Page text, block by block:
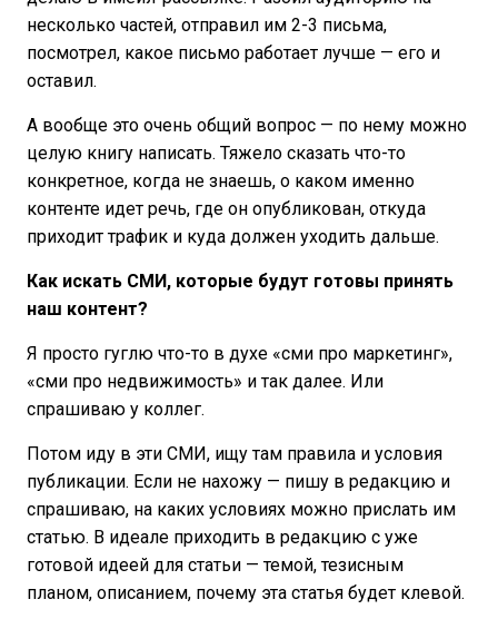
несколько частей, отправил им 2-3 письма,
посмотрел, какое письмо работает лучше — его и
оставил.
А вообще это очень общий вопрос — по нему можно
целую книгу написать. Тяжело сказать что-то
конкретное, когда не знаешь, о каком именно
контенте идет речь, где он опубликован, откуда
приходит трафик и куда должен уходить дальше.
Как искать СМИ, которые будут готовы принять
наш контент?
Я просто гуглю что-то в духе «сми про маркетинг»,
«сми про недвижимость» и так далее. Или
спрашиваю у коллег.
Потом иду в эти СМИ, ищу там правила и условия
публикации. Если не нахожу — пишу в редакцию и
спрашиваю, на каких условиях можно прислать им
статью. В идеале приходить в редакцию с уже
готовой идеей для статьи — темой, тезисным
планом, описанием, почему эта статья будет клевой.